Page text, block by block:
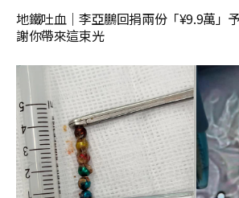
地鐵吐血｜李亞鵬回捐兩份「¥9.9萬」
謝你帶來這束光